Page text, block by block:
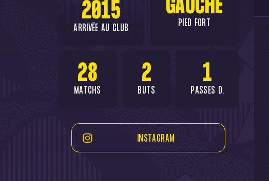
2015
ARRIVÉE AU CLUB
GAUCHE
PIED FORT
28
MATCHS
2
BUTS
1
PASSES D.
INSTAGRAM